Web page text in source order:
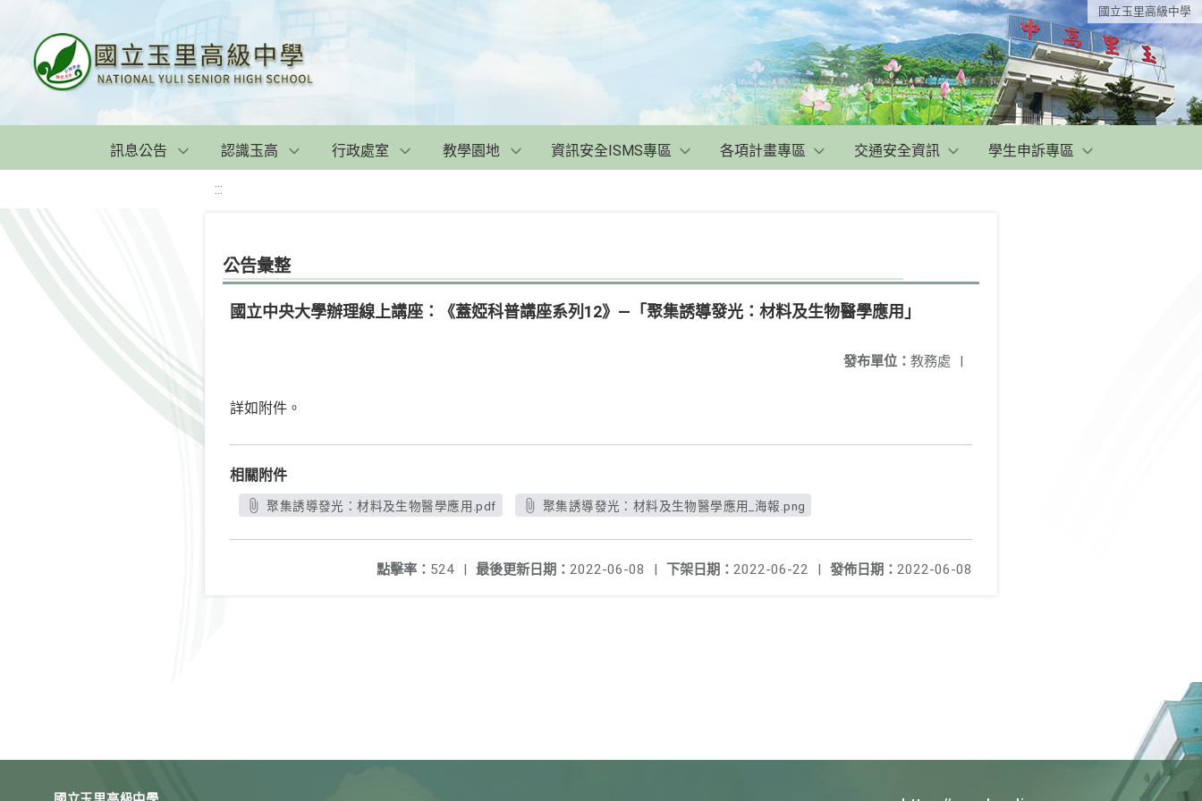
國立玉里高級中學
訊息公告 認識玉高 行政處室 教學園地 資訊安全ISMS專區 各項計畫專區 交通安全資訊 學生申訴專區
:::
公告彙整
國立中央大學辦理線上講座：《蓋婭科普講座系列12》—「聚集誘導發光：材料及生物醫學應用」
發布單位： 教務處 |
詳如附件。
相關附件
聚集誘導發光：材料及生物醫學應用.pdf 聚集誘導發光：材料及生物醫學應用_海報.png
發佈日期： 2022-06-08
下架日期： 2022-06-22 |
最後更新日期： 2022-06-08 |
點擊率： 524 |